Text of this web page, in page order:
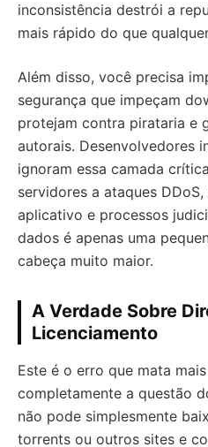
inconsistência destrói a
mais rápido do que
Além disso, você precisa
segurança que impeçam
protejam contra pirataria e
autorais. Desenvolvedores
ignoram essa camada
servidores a ataques
aplicativo e processos
dados é apenas uma
cabeça muito maior.
A Verdade Sobre
Licenciamento
Este é o erro que mata
completamente a questão
não pode simplesmente
torrents ou outros sites e